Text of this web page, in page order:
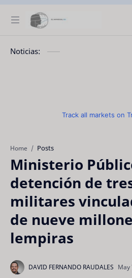
Noticias:
Track all markets on
Home Posts
Ministerio
detención de
militares
de nueve
lempiras